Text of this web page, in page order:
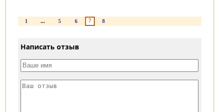
1 ... 5 6 7 8
Написать отзыв